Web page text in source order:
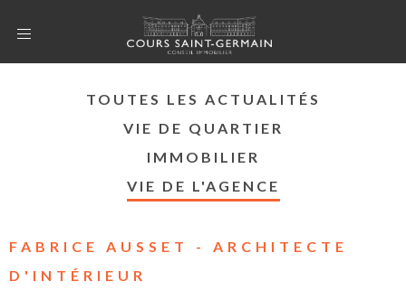
TOUTES LES ACTUALITÉS
VIE DE QUARTIER
IMMOBILIER
VIE DE L'AGENCE
FABRICE AUSSET - ARCHITECTE
D'INTÉRIEUR